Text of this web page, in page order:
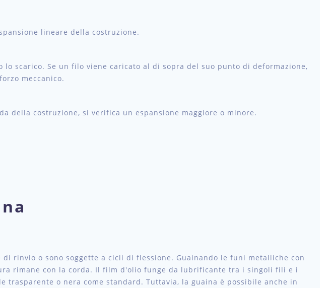
lineare della costruzione.
scarico. Se un filo viene caricato al di sopra del suo punto di deformazione,
meccanico.
della costruzione, si verifica un espansione maggiore o minore.
rinvio o sono soggette a cicli di flessione. Guainando le funi metalliche con
rimane con la corda. Il film d'olio funge da lubrificante tra i singoli fili e i
o nera come standard. Tuttavia, la guaina è possibile anche in